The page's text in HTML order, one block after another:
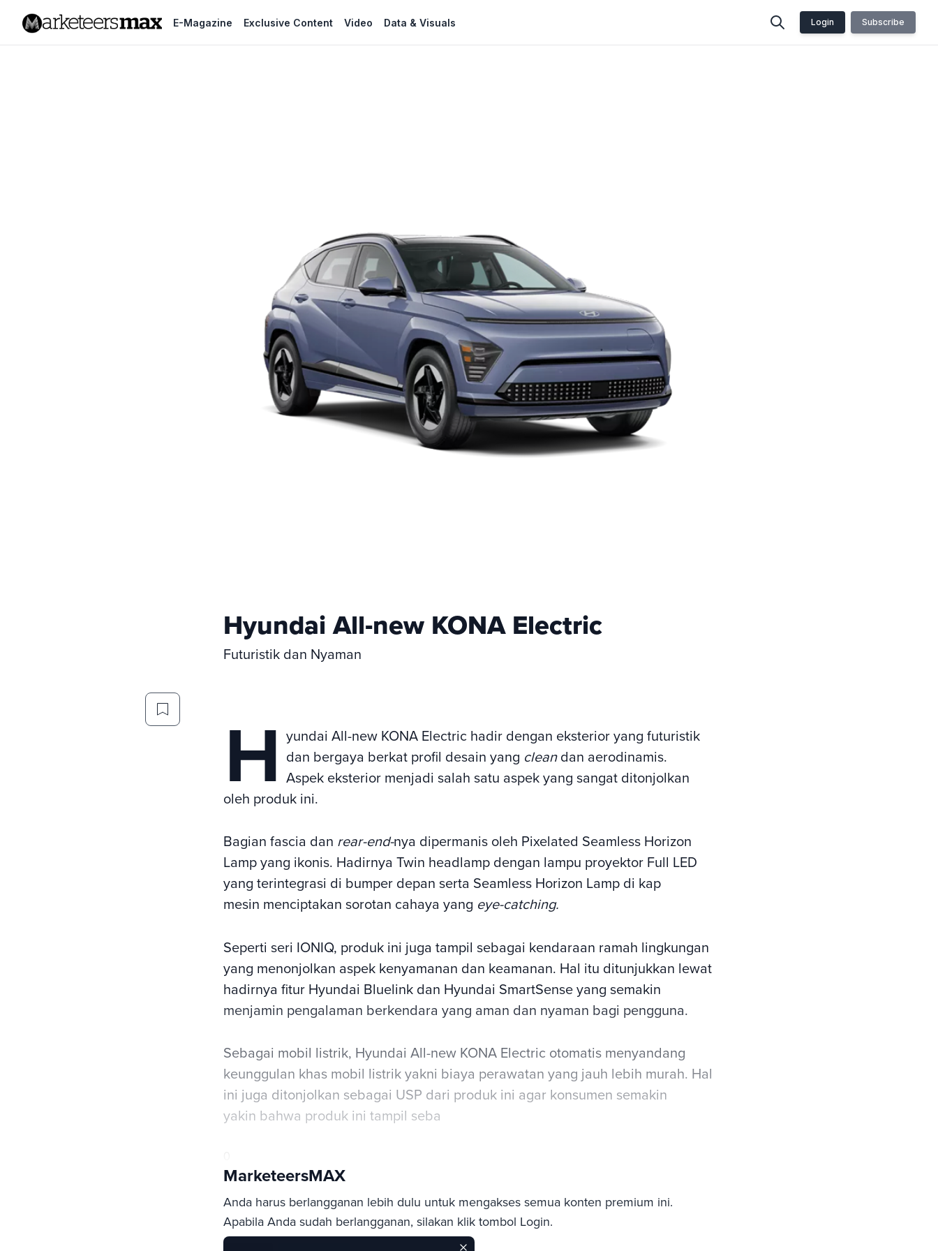
E-Magazine Exclusive Content Video Data & Visuals Login Subscribe
Hyundai All-new KONA Electric
Futuristik dan Nyaman
H yundai All-new KONA Electric hadir dengan eksterior yang futuristik
dan bergaya berkat profil desain yang cleandan aerodinamis.
Aspek eksterior menjadi salah satu aspek yang sangat ditonjolkan
oleh produk ini.
Bagian fascia dan rear-end-nya dipermanis oleh Pixelated Seamless Horizon
Lamp yang ikonis. Hadirnya Twin headlamp dengan lampu proyektor Full LED
yang terintegrasi di bumper depan serta Seamless Horizon Lamp di kap
mesin menciptakan sorotan cahaya yang eye-catching.
Seperti seri IONIQ, produk ini juga tampil sebagai kendaraan ramah lingkungan
yang menonjolkan aspek kenyamanan dan keamanan. Hal itu ditunjukkan lewat
hadirnya fitur Hyundai Bluelink dan Hyundai SmartSense yang semakin
menjamin pengalaman berkendara yang aman dan nyaman bagi pengguna.
Sebagai mobil listrik, Hyundai All-new KONA Electric otomatis menyandang
keunggulan khas mobil listrik yakni biaya perawatan yang jauh lebih murah. Hal
ini juga ditonjolkan sebagai USP dari produk ini agar konsumen semakin
yakin bahwa produk ini tampil seba
MarketeersMAX
Anda harus berlangganan lebih dulu untuk mengakses semua konten premium ini.
Apabila Anda sudah berlangganan, silakan klik tombol Login.